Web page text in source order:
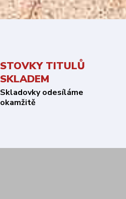
STOVKY TITULŮ
SKLADEM
Skladovky odesíláme
okamžitě